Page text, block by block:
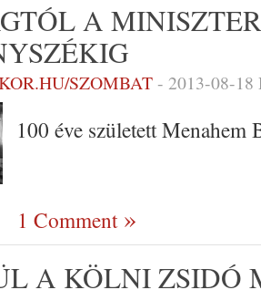
A
SZOMBAT- 2013-08-18
100 éve született Menahem
1 Comment
A KÖLNI ZSIDÓ